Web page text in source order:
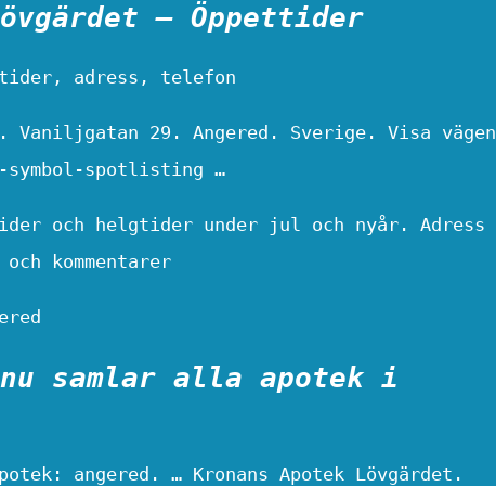
– Öppettider
adress, telefon
Vaniljgatan 29. Angered. Sverige. Visa vägen
symbol-spotlisting …
och helgtider under jul och nyår. Adress
kommentarer
samlar alla apotek i
angered. … Kronans Apotek Lövgärdet.